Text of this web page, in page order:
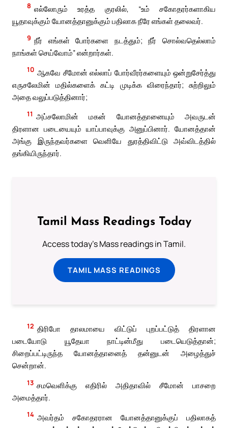
8 எல்லோரும் உரத்த குரலில், “உம் சகோதரர்களாகிய
யூதாவுக்கும் யோனத்தானுக்கும் பதிலாக நீரே எங்கள் தலைவர்.
9 நீர் எங்கள் போர்களை நடத்தும்; நீர் சொல்வதெல்லாம்
நாங்கள் செய்வோம்” என்றார்கள்.
10 ஆகவே சீமோன் எல்லாப் போர்வீரர்களையும் ஒன்றுசேர்த்து
எருசலேமின் மதில்களைக் கட்டி முடிக்க விரைந்தார்; சுற்றிலும்
அதை வலுப்படுத்தினார்;
11 அப்சலோமின் மகன் யோனத்தானையும் அவருடன்
திரளான படையையும் யாப்பாவுக்கு அனுப்பினார். யோனத்தான்
அங்கு இருந்தவர்களை வெளியே துரத்திவிட்டு அவ்விடத்தில்
தங்கியிருந்தார்.
Tamil Mass Readings Today
Access today's Mass readings in Tamil.
TAMIL MASS READINGS
12 திரிபோ தாலமாயை விட்டுப் புறப்பட்டுத் திரளான
படையோடு யூதேயா நாட்டின்மீது படையெடுத்தான்;
சிறைப்பட்டிருந்த யோனத்தானைத் தன்னுடன் அழைத்துச்
சென்றான்.
13 சமவெளிக்கு எதிரில் அதிதாவில் சீமோன் பாசறை
அமைத்தார்.
14 அவர்தம் சகோதரரான யோனத்தானுக்குப் பதிலாகத்